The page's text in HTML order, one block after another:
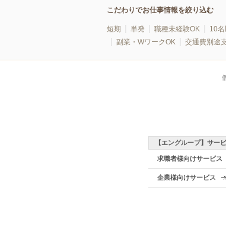
こだわりでお仕事情報を絞り込む
短期 単発 職種未経験OK 10
副業・WワークOK
交通費別途
【エングループ】サー
求職者様向けサービス
企業様向けサービス